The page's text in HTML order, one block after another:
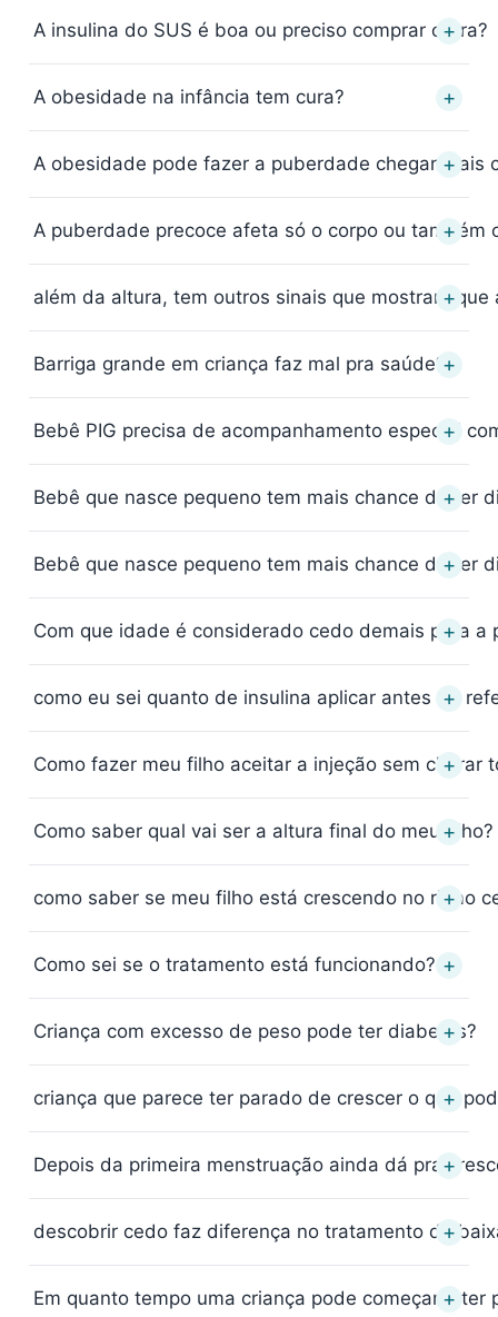
A insulina do SUS é boa ou preciso comprar outra?
+
A obesidade na infância tem cura? +
A obesidade pode fazer a puberdade chegar mais
+
A puberdade precoce afeta só o corpo ou também
+
além da altura, tem outros sinais que mostram+
Barriga grande em criança faz mal pra saúde?+
Bebê PIG precisa de acompanhamento especial
+
Bebê que nasce pequeno tem mais chance de ter
+
Bebê que nasce pequeno tem mais chance de ter
+
Com que idade é considerado cedo demais para a
+
como eu sei quanto de insulina aplicar antes da
+
Como fazer meu filho aceitar a injeção sem chorar
+
Como saber qual vai ser a altura final do meu filho?
+
como saber se meu filho está crescendo no ritmo
+
Como sei se o tratamento está funcionando? +
Criança com excesso de peso pode ter diabetes?
+
criança que parece ter parado de crescer o que
+
Depois da primeira menstruação ainda dá pra+
descobrir cedo faz diferença no tratamento da
+
Em quanto tempo uma criança pode começar a
+